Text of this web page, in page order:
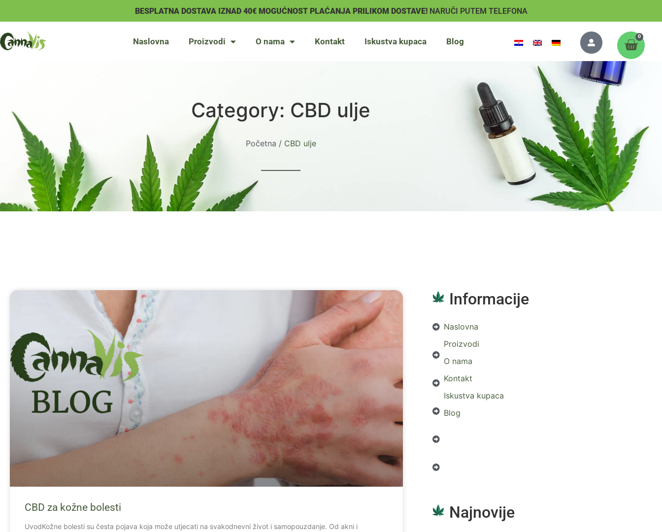
BESPLATNA DOSTAVA IZNAD 40€ MOGUĆNOST PLAĆANJA PRILIKOM DOSTAVE!NARUČI PUTEM TELEFONA
Naslovna Proizvodi O nama Kontakt Iskustva kupaca Blog 0
Category: CBD ulje
Početna / CBD ulje
CBD za kožne bolesti
UvodKožne bolesti su česta pojava koja može utjecati na svakodnevni život i samopouzdanje. Od akni i
Informacije
Naslovna
Proizvodi
O nama
Kontakt
Iskustva kupaca
Blog
Najnovije